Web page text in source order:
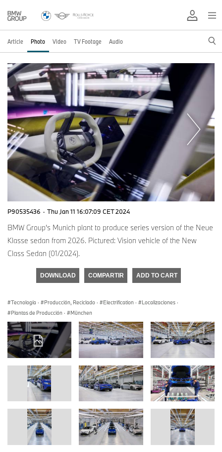
Article Photo Video TV Footage Audio
P90535436 · Thu Jan 11 16:07:09 CET 2024
BMW Group’s Munich plant to produce series version of the Neue
Klasse sedan from 2026. Pictured: Vision vehicle of the New
Class Sedan (01/2024).
DOWNLOAD COMPARTIR ADD TO CART
Tecnología · Producción, Reciclado · Electrification · Localizaciones ·
Plantas de Producción · München